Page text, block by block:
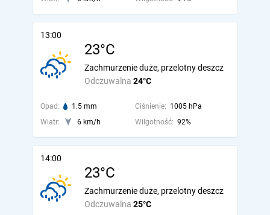
13:00
23°C
Odczuwalna 24°C
Zachmurzenie duże, przelotny deszcz
Opad: 1.5 mm Ciśnienie: 1005 hPa
Wiatr:
6 km/h Wilgotność: 92%
14:00
23°C
Odczuwalna 25°C
Zachmurzenie duże, przelotny deszcz